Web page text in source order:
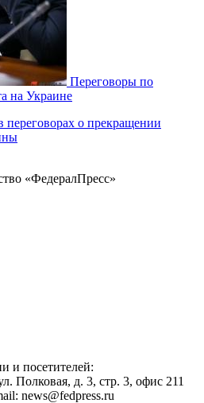
Переговоры по
на Украине
переговорах о прекращении
«ФедералПресс»
и посетителей:
Полковая, д. 3, стр. 3, офис 211
news@fedpress.ru